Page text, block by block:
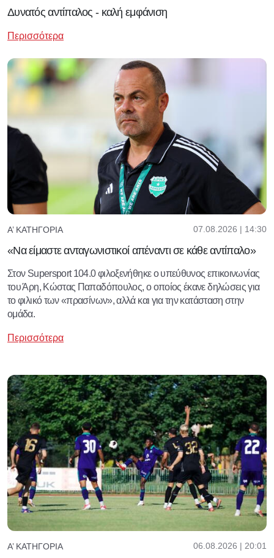
Δυνατός αντίπαλος - καλή εμφάνιση
Περισσότερα
Α’ ΚΑΤΗΓΟΡΊΑ 07.08.2026 | 14:30
«Να είμαστε ανταγωνιστικοί απέναντι σε κάθε αντίπαλο»
Στον Supersport 104.0 φιλοξενήθηκε ο υπεύθυνος επικοινωνίας
του Άρη, Κώστας Παπαδόπουλος, ο οποίος έκανε δηλώσεις για
το φιλικό των «πρασίνων», αλλά και για την κατάσταση στην
ομάδα.
Περισσότερα
Α’ ΚΑΤΗΓΟΡΊΑ 06.08.2026 | 20:01